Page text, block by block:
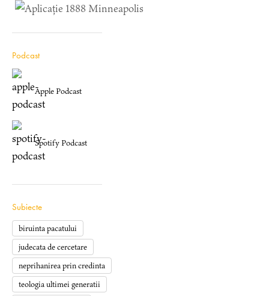
Podcast
Apple Podcast
Spotify Podcast
Subiecte
biruinta pacatului
judecata de cercetare
neprihanirea prin credinta
teologia ultimei generatii